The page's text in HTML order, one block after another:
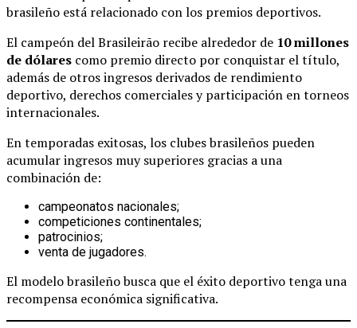
brasileño está relacionado con los premios deportivos.
El campeón del Brasileirão recibe alrededor de 10 millones
de dólares como premio directo por conquistar el título,
además de otros ingresos derivados de rendimiento
deportivo, derechos comerciales y participación en torneos
internacionales.
En temporadas exitosas, los clubes brasileños pueden
acumular ingresos muy superiores gracias a una
combinación de:
campeonatos nacionales;
competiciones continentales;
patrocinios;
venta de jugadores.
El modelo brasileño busca que el éxito deportivo tenga una
recompensa económica significativa.